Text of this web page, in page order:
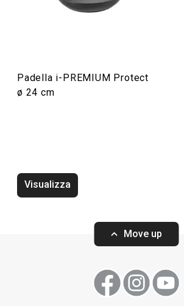
ø 28 cm
Padella i-PREMIUM Protect
ø 24 cm
Visualizza
Move up